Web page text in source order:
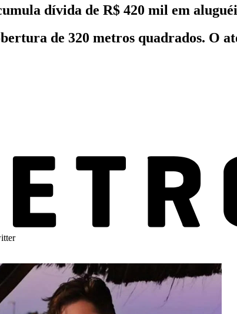
dívida de R$ 420 mil em
de 320 metros quadrados. O